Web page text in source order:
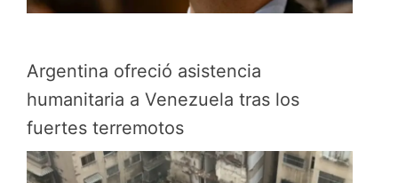
Argentina ofreció asistencia
humanitaria a Venezuela tras los
fuertes terremotos